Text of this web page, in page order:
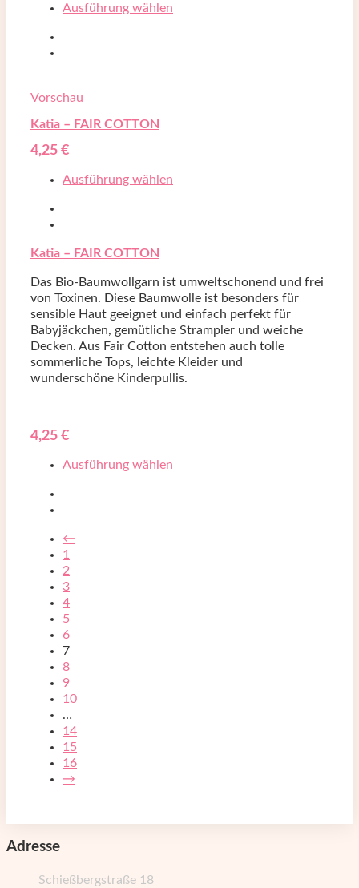
Ausführung wählen
Vorschau
Katia – FAIR COTTON
4,25 €
Ausführung wählen
Katia – FAIR COTTON
Das Bio-Baumwollgarn ist umweltschonend und frei
von Toxinen. Diese Baumwolle ist besonders für
sensible Haut geeignet und einfach perfekt für
Babyjäckchen, gemütliche Strampler und weiche
Decken. Aus Fair Cotton entstehen auch tolle
sommerliche Tops, leichte Kleider und
wunderschöne Kinderpullis.
4,25 €
Ausführung wählen
←
1
2
3
4
5
6
7
8
9
10
…
14
15
16
→
Adresse
Schießbergstraße 18